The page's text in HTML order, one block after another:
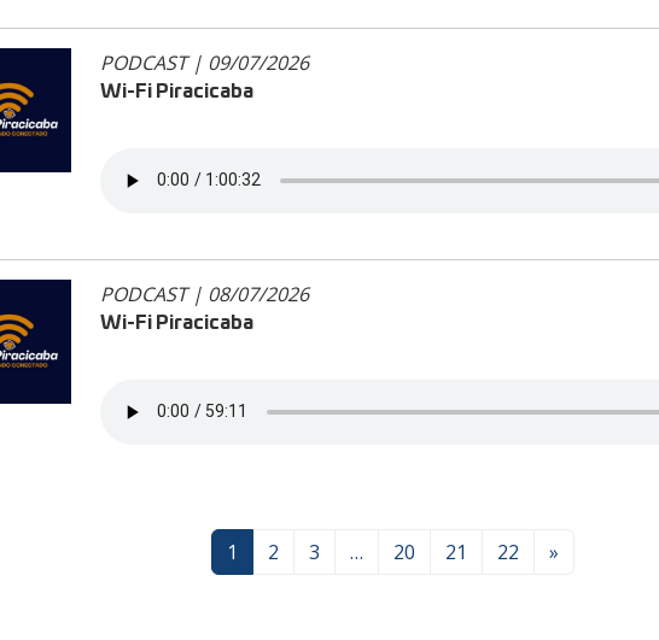
PODCAST | 09/07/2026
Wi-Fi Piracicaba
PODCAST | 08/07/2026
Wi-Fi Piracicaba
1 2 3 … 20 21 22 »